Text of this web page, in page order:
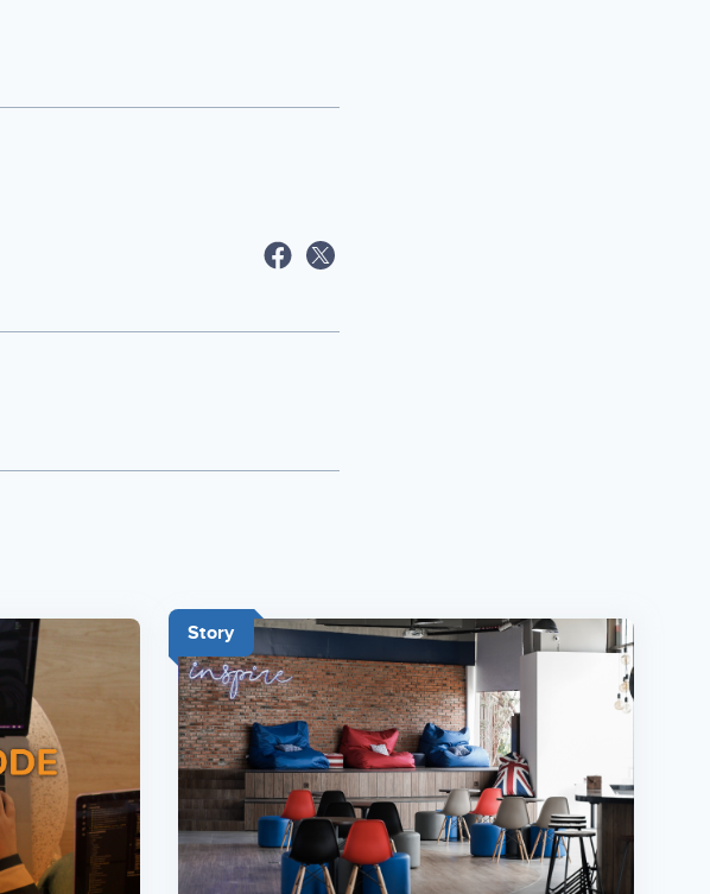
Story